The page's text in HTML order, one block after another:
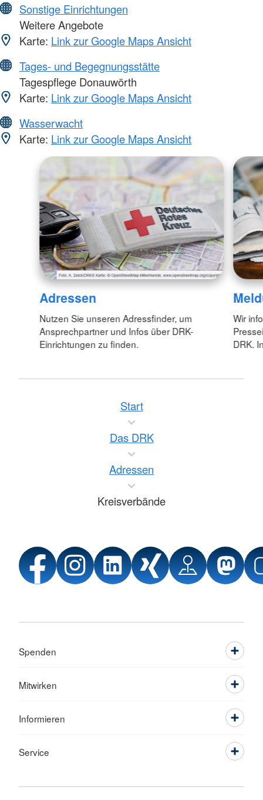
Sonstige Einrichtungen
Weitere Angebote
Karte: Link zur Google Maps Ansicht
Tages- und Begegnungsstätte
Tagespflege Donauwörth
Karte: Link zur Google Maps Ansicht
Wasserwacht
Karte: Link zur Google Maps Ansicht
Adressen
Nutzen Sie unseren Adressfinder, um
Ansprechpartner und Infos über DRK-
Einrichtungen zu finden.
Wir
DRK.
Start
Das DRK
Adressen
Kreisverbände
Spenden
Mitwirken
Informieren
Service